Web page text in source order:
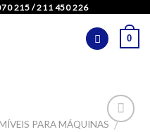
215 / 211 450 226
0
PARA MÁQUINAS /